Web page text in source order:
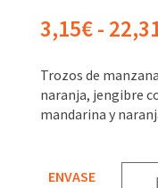
3,15€-
Trozos de
naranja, jengibre
mandarina y
ENVASE